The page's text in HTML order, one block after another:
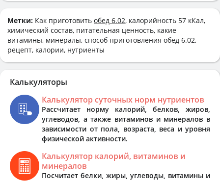
Метки: Как приготовить обед 6.02, калорийность 57 кКал,
химический состав, питательная ценность, какие
витамины, минералы, способ приготовления обед 6.02,
рецепт, калории, нутриенты
Калькуляторы
Калькулятор суточных норм нутриентов
Рассчитает норму калорий, белков, жиров,
углеводов, а также витаминов и минералов в
зависимости от пола, возраста, веса и уровня
физической активности.
Калькулятор калорий, витаминов и
минералов
Посчитает белки, жиры, углеводы, витамины и